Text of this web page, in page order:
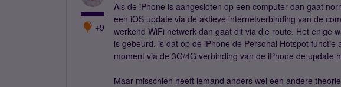
+9
Als de iPhone is aangesloten op een computer dan gaat
een iOS update via de aktieve internetverbinding van de
werkend WiFi netwerk dan gaat dit via die route. Het enige
is gebeurd, is dat op de iPhone de Personal Hotspot
moment via de 3G/4G verbinding van de iPhone de update
Maar misschien heeft iemand anders wel een andere